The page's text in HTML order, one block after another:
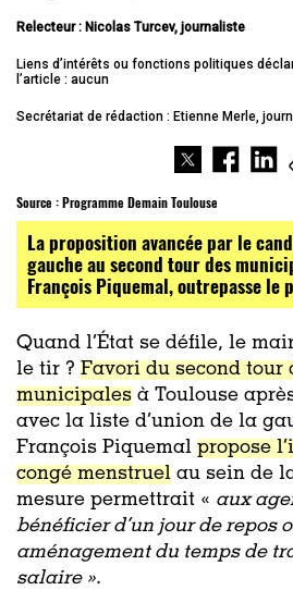
Relecteur : Nicolas Turcev, journaliste
Liens d’intérêts ou fonctions politiques
l’article : aucun
Secrétariat de rédaction : Etienne Merle,
Source :Programme Demain Toulouse
La proposition avancée par le
gauche au second tour des
François Piquemal, outrepasse le
Quand l’État se défile, le
le tir ? Favori du second tour
municipales à Toulouse
avec la liste d’union de la
François Piquemal propose
congé menstruel au sein de
mesure permettrait « aux
bénéficier d’un jour de repos
aménagement du temps de
salaire ».